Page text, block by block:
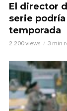
El director
serie
temporada
2.200 views 3 min